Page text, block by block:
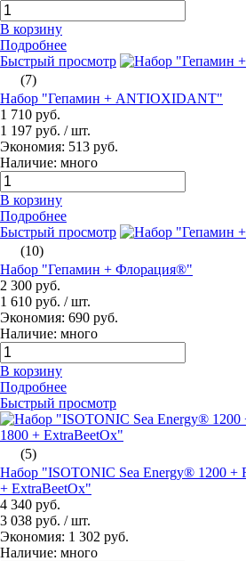
В корзину
Подробнее
Быстрый просмотр
(7)
Набор "Гепамин + ANTIOXIDANT"
1 710 руб.
1 197 руб. / шт.
Экономия: 513 руб.
Наличие: много
В корзину
Подробнее
Быстрый просмотр
(10)
Набор "Гепамин + Флорация®"
2 300 руб.
1 610 руб. / шт.
Экономия: 690 руб.
Наличие: много
В корзину
Подробнее
Быстрый просмотр
(5)
Набор "ISOTONIC Sea Energy® 1200
+ ExtraBeetOx"
4 340 руб.
3 038 руб. / шт.
Экономия: 1 302 руб.
Наличие: много